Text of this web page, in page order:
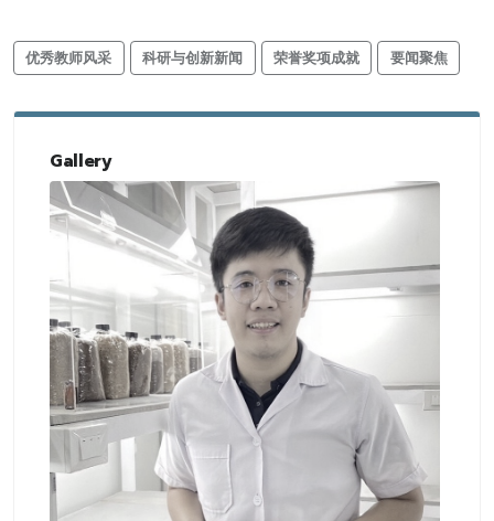
优秀教师风采 科研与创新新闻 荣誉奖项成就 要闻聚焦
Gallery